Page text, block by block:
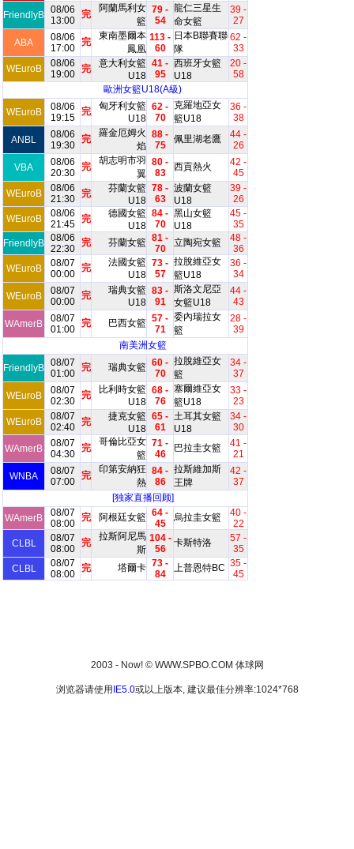
FriendlyB 08/06
13:00
完
阿蘭馬利女
籃
79 -
54
龍仁三星生
命女籃
39 -
27
ABA
08/06
17:00
完
東南墨爾本
鳳凰
113 -
60
日本B聯賽聯
隊
62 -
33
WEuroB
08/06
19:00
完
意大利女籃
U18
41 -
95
西班牙女籃
U18
20 -
58
歐洲女籃U18(A級)
WEuroB
08/06
19:15
完
匈牙利女籃
U18
62 -
70
克羅地亞女
籃U18
36 -
38
ANBL
08/06
19:30
完
羅金厄姆火
焰
88 -
75
佩里湖老鷹
44 -
26
VBA
08/06
20:30
完
胡志明市羽
翼
80 -
83
西貢熱火
42 -
45
WEuroB
08/06
21:30
完
芬蘭女籃
U18
78 -
63
波蘭女籃
U18
39 -
26
WEuroB
08/06
21:45
完
德國女籃
U18
84 -
70
黑山女籃
U18
45 -
35
FriendlyB 08/06
22:30
完 芬蘭女籃 81 -
70
立陶宛女籃
48 -
36
WEuroB
08/07
00:00
完
法國女籃
U18
73 -
57
拉脫維亞女
籃U18
36 -
34
WEuroB
08/07
00:00
完
瑞典女籃
U18
83 -
91
斯洛文尼亞
女籃U18
44 -
43
WAmerB
08/07
01:00
完 巴西女籃 57 -
71
委內瑞拉女
籃
28 -
39
南美洲女籃
FriendlyB 08/07
01:00
完 瑞典女籃 60 -
70
拉脫維亞女
籃
34 -
37
WEuroB
08/07
02:30
完
比利時女籃
U18
68 -
76
塞爾維亞女
籃U18
33 -
23
WEuroB
08/07
02:40
完
捷克女籃
U18
65 -
61
土耳其女籃
U18
34 -
30
WAmerB
08/07
04:30
完
哥倫比亞女
籃
71 -
46
巴拉圭女籃
41 -
21
WNBA
08/07
07:00
完
印第安納狂
熱
84 -
86
拉斯維加斯
王牌
42 -
37
[独家直播回顾]
WAmerB
08/07
08:00
完 阿根廷女籃 64 -
45
烏拉圭女籃
40 -
22
CLBL
08/07
08:00
完
拉斯阿尼馬
斯
104 -
56
卡斯特洛
57 -
35
CLBL
08/07
08:00
完 塔爾卡 73 -
84
上普恩特BC 35 -
45
2003 - Now! © WWW.SPBO.COM 体球网
浏览器请使用 IE5.0或以上版本, 建议最佳分辨率:1024*768